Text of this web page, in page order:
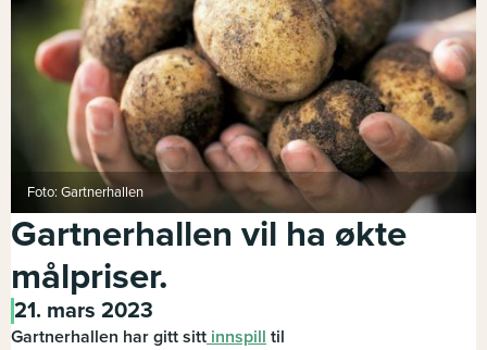
Foto: Gartnerhallen
Gartnerhallen vil ha økte
målpriser.
21. mars 2023
Gartnerhallen har gitt sitt innspill til